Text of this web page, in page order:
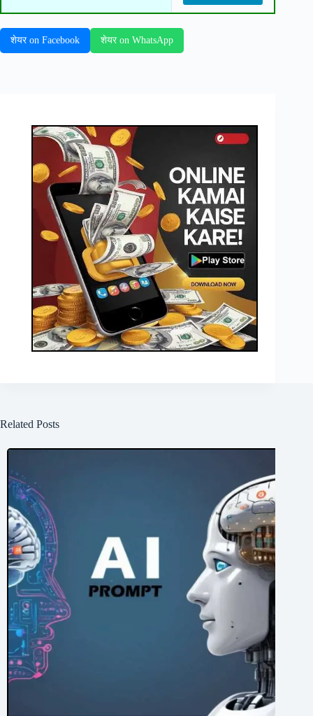
शेयर on Facebook शेयर on WhatsApp
Related Posts